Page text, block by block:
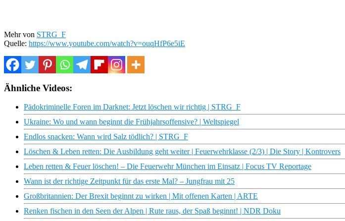
Mehr von STRG_F
Quelle: https://www.youtube.com/watch?v=ouqHfP6e5iE
Ähnliche Videos:
Pädokriminelle Foren im Darknet: Jetzt löschen wir richtig | STRG_F
Ukraine: Wo und wann beginnt die Frühjahrsoffensive? | Weltspiegel
Endlos snacken: Wann wird Salz tödlich? | STRG_F
Löschen & Leben retten: Die Ausbildung geht weiter | Feuerwehrklasse (2/3) | Die Story | Kontrovers
Leben retten & Feuer löschen! – Die Feuerwehr München im Einsatz | Focus TV Reportage
Wann ist der richtige Zeitpunkt für das erste Mal? – Jungfrau mit 25
Großbritannien: Der Brexit beginnt zu wirken | Mit offenen Karten | ARTE
Renken fischen in den Seen der Alpen | Rute raus, der Spaß beginnt! | NDR Doku